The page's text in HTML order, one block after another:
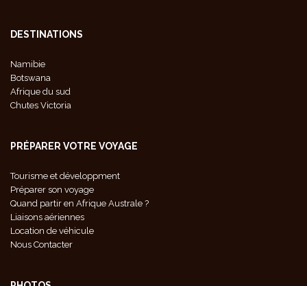
DESTINATIONS
Namibie
Botswana
Afrique du sud
Chutes Victoria
PRÉPARER VOTRE VOYAGE
Tourisme et développment
Préparer son voyage
Quand partir en Afrique Australe ?
Liaisons aériennes
Location de véhicule
Nous Contacter